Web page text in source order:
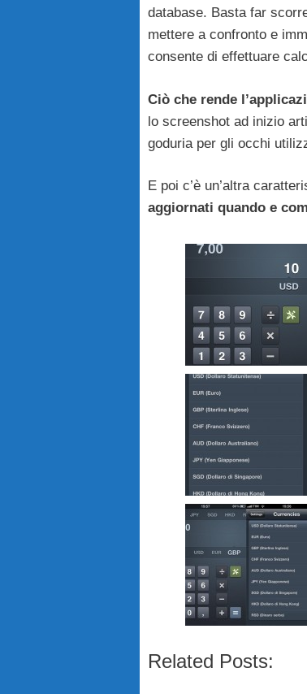
database. Basta far
mettere a confronto e
consente di effettuare
Ciò che rende
lo screenshot ad inizio
goduria per gli occhi
E poi c’è un’altra
aggiornati quando e
Related Posts: